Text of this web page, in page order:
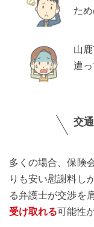
た
山
遭っ
交
多くの場合、保険
りも安い慰謝料し
る弁護士が交渉を
受け取れる可能性